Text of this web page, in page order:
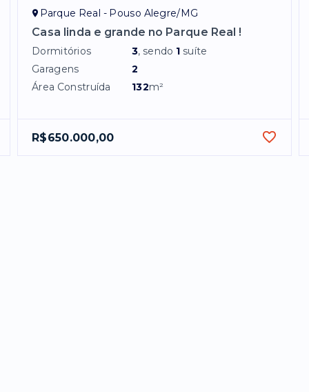
Parque Real - Pouso Alegre/MG
Casa linda e grande no Parque Real !
Dormitórios 3, sendo 1 suíte
Garagens
2
Área Construída
132m²
R$650.000,00